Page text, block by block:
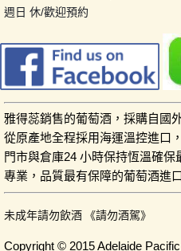
週日 休/歡迎預約
雅得蕊銷售的葡萄酒，採購自國
從原產地全程採用海運溫控進口，
門市與倉庫24 小時保持恆溫確
專業，品質最有保障的葡萄酒進
未成年請勿飲酒 《請勿酒駕》
Copyright © 2015 Adelaide